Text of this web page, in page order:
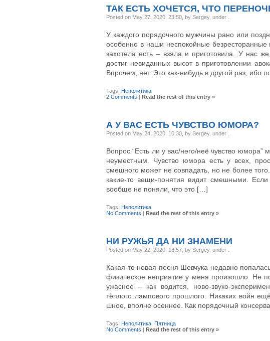
ТАК ЕСТЬ ХОЧЕТСЯ, ЧТО
Posted on May 27, 2020, 23:50, by Sergey, under
У каждого порядочного мужчины рано или
особенно в наши неспокойные
захотела есть – взяла и приготовила. У нас
достиг невиданных высот в приготовлении
Впрочем, нет. Это как-нибудь в другой раз, ибо
Tags: Неполитика
2 Comments | Read the rest of this entry »
А У ВАС ЕСТЬ ЧУВСТВО ЮМОРА?
Posted on May 24, 2020, 10:30, by Sergey, under
Вопрос “Есть ли у вас/него/неё чувство юмора”
неуместным. Чувство юмора есть у всех,
смешного может не совпадать, но не более
какие-то вещи-понятия видит смешными.
вообще не поняли, что это […]
Tags: Неполитика
No Comments | Read the rest of this entry »
НИ РУЖЬЯ ДА НИ ЗНАМЕНИ
Posted on May 22, 2020, 16:57, by Sergey, under
Какая-то новая песня Шевчука недавно
физическое неприятие у меня произошло. Не
ужасное – как водится, ново-звуко-
тёплого лампового прошлого. Никаких войн
шное, вполне осеннее. Как порядочный
Tags: Неполитика Пятница
No Comments | Read the rest of this entry »